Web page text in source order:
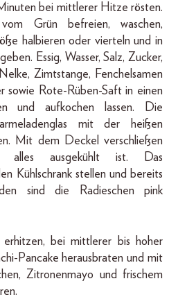
bei mittlerer Hitze rösten.
Grün befreien, waschen,
halbieren oder vierteln und in
Essig, Wasser, Salz, Zucker,
Zimtstange, Fenchelsamen
sowie Rote-Rüben-Saft in einen
und aufkochen lassen. Die
mit der heißen
Mit dem Deckel verschließen
ausgekühlt ist. Das
Kühlschrank stellen und bereits
sind die Radieschen pink
bei mittlerer bis hoher
Pancake herausbraten und mit
Zitronenmayo und frischem